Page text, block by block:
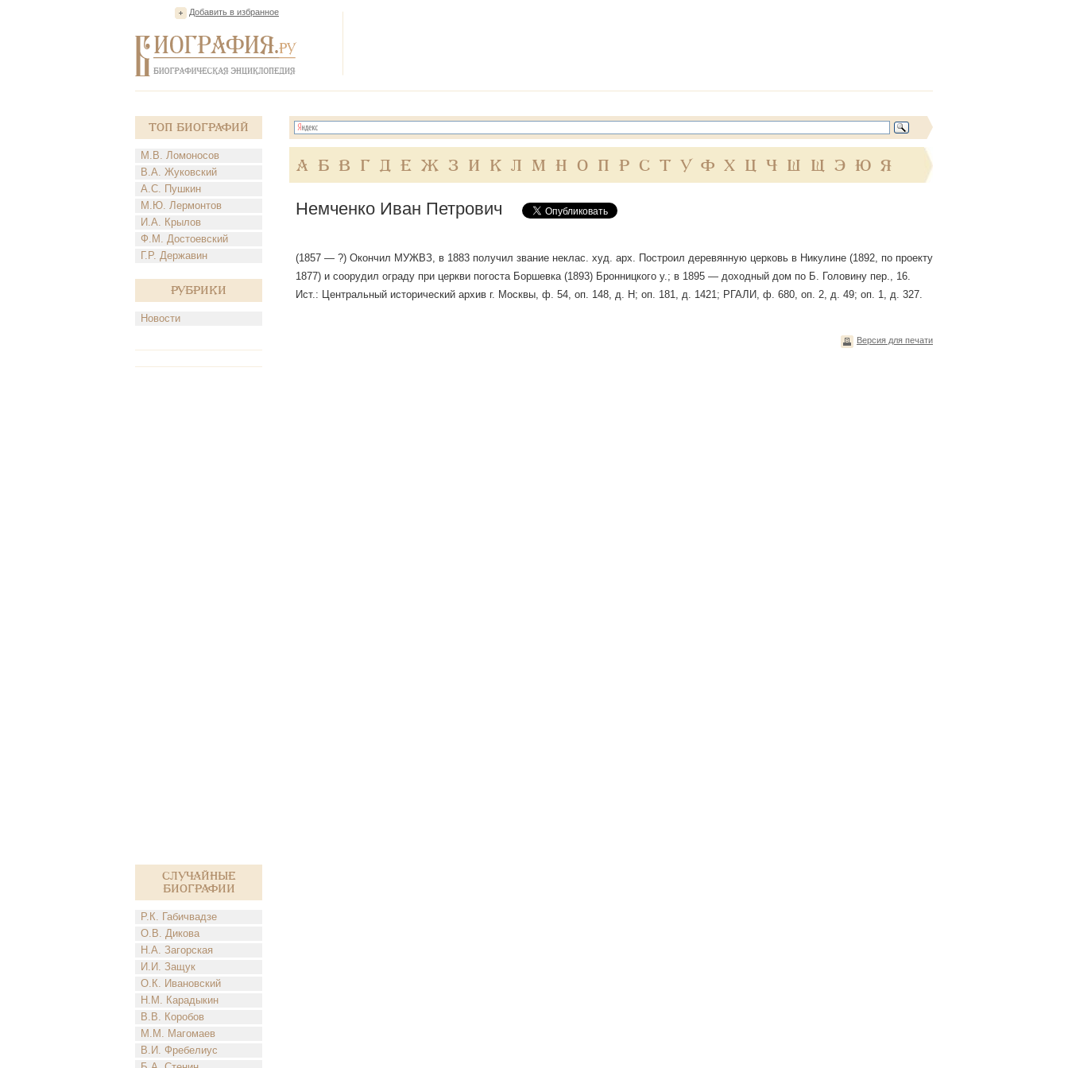
Добавить в избранное
Топ Биографий
М.В. Ломоносов
В.А. Жуковский
А.С. Пушкин
М.Ю. Лермонтов
И.А. Крылов
Ф.М. Достоевский
Г.Р. Державин
Рубрики
Новости
Случайные
биографии
Р.К. Габичвадзе
О.В. Дикова
Н.А. Загорская
И.И. Защук
О.К. Ивановский
Н.М. Карадыкин
В.В. Коробов
М.М. Магомаев
В.И. Фребелиус
А Б В Г Д Е Ж З И К Л М Н О П Р С Т У Ф Х Ц Ч Ш Щ Э Ю Я
Немченко Иван Петрович
(1857 — ?) Окончил МУЖВЗ, в 1883 получил звание неклас. худ. арх. Построил деревянную церковь в Никулине (1892, по проекту
1877) и соорудил ограду при церкви погоста Боршевка (1893) Бронницкого у.; в 1895 — доходный дом по Б. Головину пер., 16.
Ист.: Центральный исторический архив г. Москвы, ф. 54, оп. 148, д. Н; оп. 181, д. 1421; РГАЛИ, ф. 680, оп. 2, д. 49; оп. 1, д. 327.
Версия для печати